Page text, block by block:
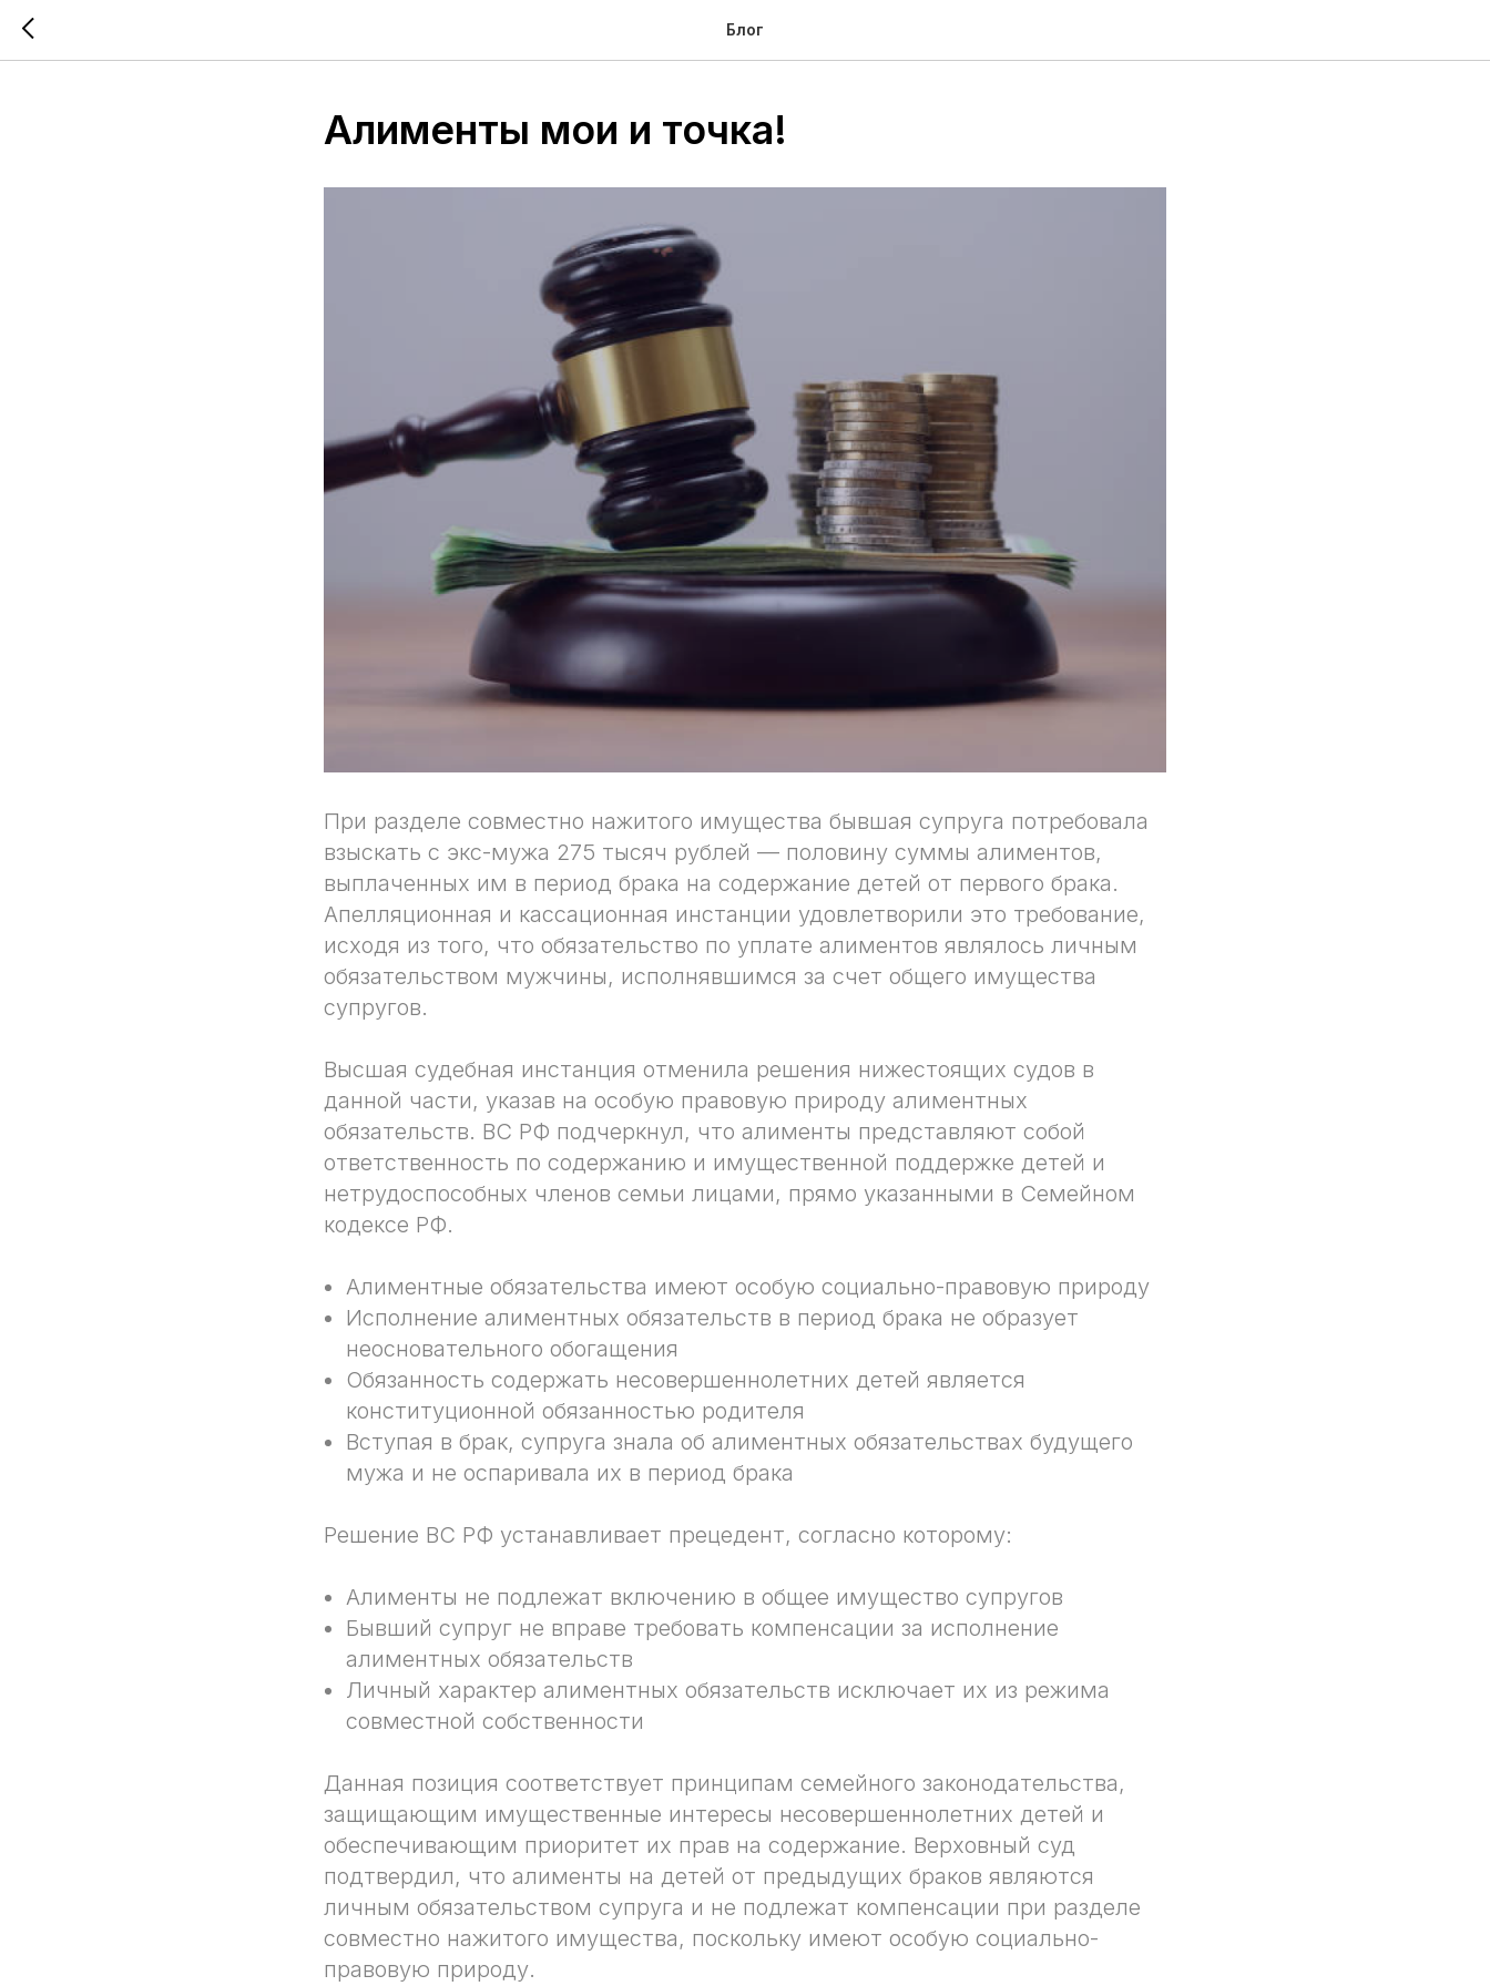
Блог
Алименты мои и точка!
При разделе совместно нажитого имущества бывшая супруга потребовала
взыскать с экс-мужа 275 тысяч рублей — половину суммы алиментов,
выплаченных им в период брака на содержание детей от первого брака.
Апелляционная и кассационная инстанции удовлетворили это требование,
исходя из того, что обязательство по уплате алиментов являлось личным
обязательством мужчины, исполнявшимся за счет общего имущества
супругов.
Высшая судебная инстанция отменила решения нижестоящих судов в
данной части, указав на особую правовую природу алиментных
обязательств. ВС РФ подчеркнул, что алименты представляют собой
ответственность по содержанию и имущественной поддержке детей и
нетрудоспособных членов семьи лицами, прямо указанными в Семейном
кодексе РФ.
Алиментные обязательства имеют особую социально-правовую природу
Исполнение алиментных обязательств в период брака не образует
неосновательного обогащения
Обязанность содержать несовершеннолетних детей является
конституционной обязанностью родителя
Вступая в брак, супруга знала об алиментных обязательствах будущего
мужа и не оспаривала их в период брака
Решение ВС РФ устанавливает прецедент, согласно которому:
Алименты не подлежат включению в общее имущество супругов
Бывший супруг не вправе требовать компенсации за исполнение
алиментных обязательств
Личный характер алиментных обязательств исключает их из режима
совместной собственности
Данная позиция соответствует принципам семейного законодательства,
защищающим имущественные интересы несовершеннолетних детей и
обеспечивающим приоритет их прав на содержание. Верховный суд
подтвердил, что алименты на детей от предыдущих браков являются
личным обязательством супруга и не подлежат компенсации при разделе
совместно нажитого имущества, поскольку имеют особую социально-
правовую природу.